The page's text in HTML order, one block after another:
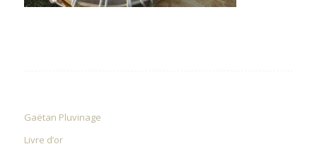
Gaëtan Pluvinage
Livre d’or